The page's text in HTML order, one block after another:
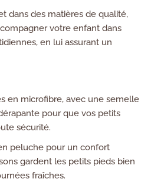
dans des matières de qualité,
votre enfant dans
en lui assurant un
en microfibre, avec une semelle
pour que vos petits
sécurité.
peluche pour un confort
gardent les petits pieds bien
fraîches.